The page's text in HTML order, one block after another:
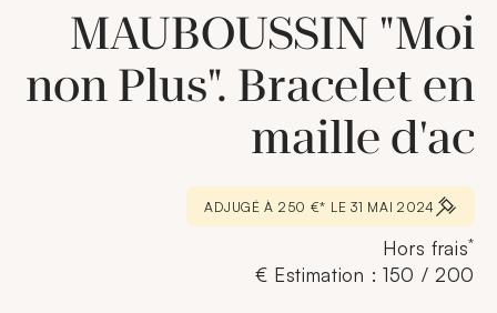
MAUBOUSSIN "Moi
non Plus". Bracelet en
maille d'ac
ADJUGÉ À 250 €* LE 31 MAI 2024
*
Hors frais
Estimation : 150 / 200 €